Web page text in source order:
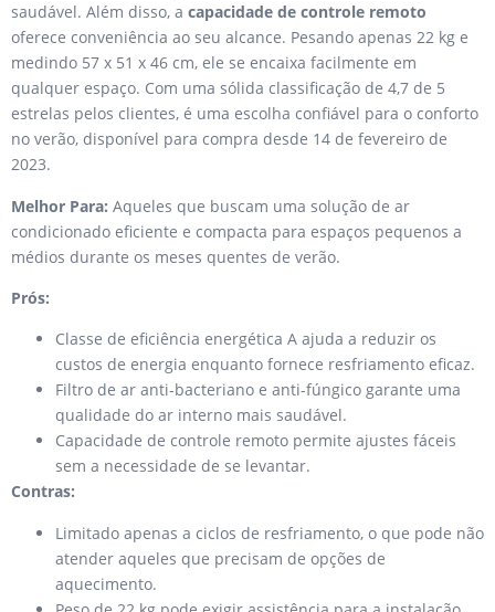
saudável. Além disso, a capacidade de controle remoto
oferece conveniência ao seu alcance. Pesando apenas 22 kg e
medindo 57 x 51 x 46 cm, ele se encaixa facilmente em
qualquer espaço. Com uma sólida classificação de 4,7 de 5
estrelas pelos clientes, é uma escolha confiável para o conforto
no verão, disponível para compra desde 14 de fevereiro de
2023.
Melhor Para: Aqueles que buscam uma solução de ar
condicionado eficiente e compacta para espaços pequenos a
médios durante os meses quentes de verão.
Prós:
Classe de eficiência energética A ajuda a reduzir os
custos de energia enquanto fornece resfriamento eficaz.
Filtro de ar anti-bacteriano e anti-fúngico garante uma
qualidade do ar interno mais saudável.
Capacidade de controle remoto permite ajustes fáceis
sem a necessidade de se levantar.
Contras:
Limitado apenas a ciclos de resfriamento, o que pode não
atender aqueles que precisam de opções de
aquecimento.